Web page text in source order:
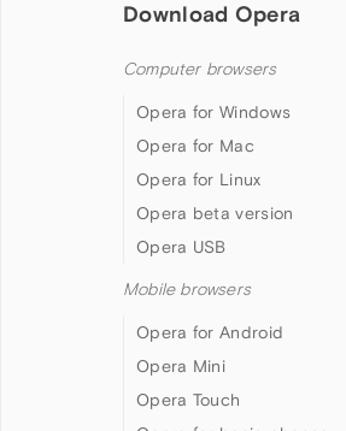
Download Opera
Computer browsers
Opera for Windows
Opera for Mac
Opera for Linux
Opera beta version
Opera USB
Mobile browsers
Opera for Android
Opera Mini
Opera Touch